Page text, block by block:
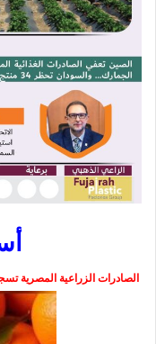
الصادرات الزراعية المصرية تسجل 3.7 مليون طن منذ بداية 2026